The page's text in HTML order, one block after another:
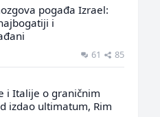
pogađa Izrael:
i
61 85
i Italije o graničnim
izdao ultimatum, Rim